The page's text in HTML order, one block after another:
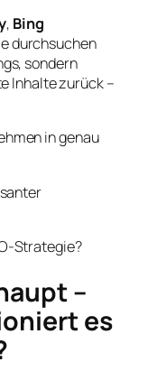
, Bing
durchsuchen
sondern
Inhalte zurück –
in genau
Strategie?
–
es